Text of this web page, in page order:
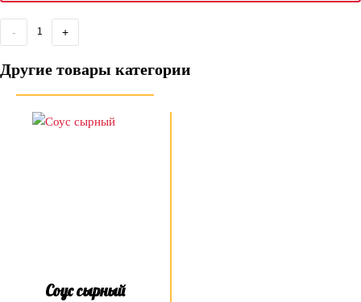
- +
Другие товары категории
Соус сырный